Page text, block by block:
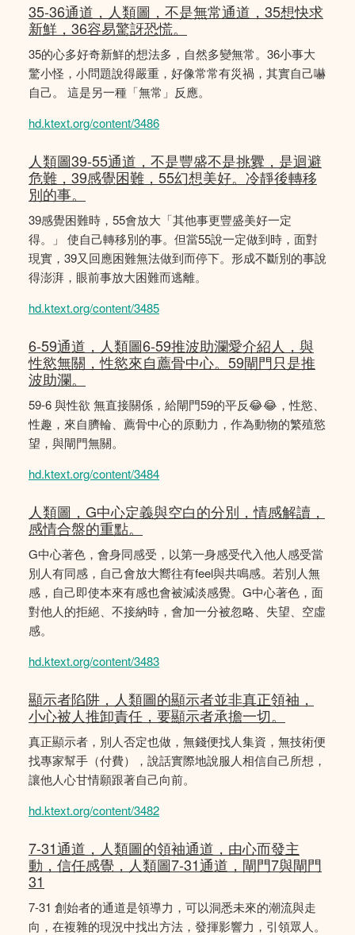
35-36通道，人類圖，不是無常通道，35想快求
新鮮，36容易驚訝恐慌。
35的心多好奇新鮮的想法多，自然多變無常。36小事大
驚小怪，小問題說得嚴重，好像常常有災禍，其實自己嚇
自己。 這是另一種「無常」反應。
hd.ktext.org/content/3486
人類圖39-55通道，不是豐盛不是挑釁，是迴避
危難，39感覺困難，55幻想美好。冷靜後轉移
別的事。
39感覺困難時，55會放大「其他事更豐盛美好一定
得。」 使自己轉移別的事。但當55說一定做到時，面對
現實，39又回應困難無法做到而停下。形成不斷別的事說
得澎湃，眼前事放大困難而逃離。
hd.ktext.org/content/3485
6-59通道，人類圖6-59推波助瀾愛介紹人，與
性慾無關，性慾來自薦骨中心。59閘門只是推
波助瀾。
59-6 與性欲 無直接關係，給閘門59的平反😂😂，性慾、
性趣，來自臍輪、薦骨中心的原動力，作為動物的繁殖慾
望，與閘門無關。
hd.ktext.org/content/3484
人類圖，G中心定義與空白的分別，情感解讀，
感情合盤的重點。
G中心著色，會身同感受，以第一身感受代入他人感受當
別人有同感，自己會放大嚮往有feel與共鳴感。若別人無
感，自己即使本來有感也會被減淡感覺。G中心著色，面
對他人的拒絕、不接納時，會加一分被忽略、失望、空虛
感。
hd.ktext.org/content/3483
顯示者陷阱，人類圖的顯示者並非真正領袖，
小心被人推卸責任，要顯示者承擔一切。
真正顯示者，別人否定也做，無錢便找人集資，無技術便
找專家幫手（付費），說話實際地說服人相信自己所想，
讓他人心甘情願跟著自己向前。
hd.ktext.org/content/3482
7-31通道，人類圖的領袖通道，由心而發主
動，信任感覺，人類圖7-31通道，閘門7與閘門
31
7-31 創始者的通道是領導力，可以洞悉未來的潮流與走
向，在複雜的現況中找出方法，發揮影響力，引領眾人。